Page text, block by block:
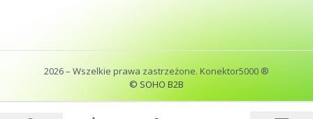
2026– Wszelkie prawa zastrzeżone. Konektor5000 ®
© SOHO B2B